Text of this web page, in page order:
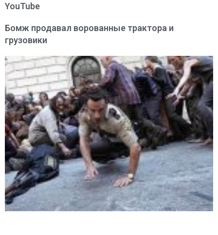
YouTube
Бомж продавал ворованные трактора и
грузовики